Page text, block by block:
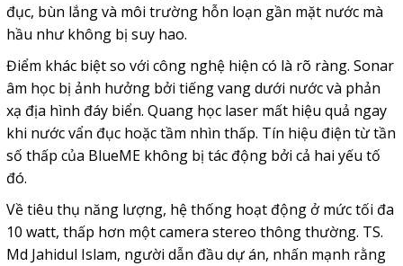
đục, bùn lắng và môi trường hỗn loạn gần mặt nước mà
hầu như không bị suy hao.
Điểm khác biệt so với công nghệ hiện có là rõ ràng. Sonar
âm học bị ảnh hưởng bởi tiếng vang dưới nước và phản
xạ địa hình đáy biển. Quang học lasermất hiệu quả ngay
khi nước vẩn đục hoặc tầm nhìn thấp. Tín hiệu điện từ tần
số thấp của BlueME không bị tác động bởi cả hai yếu tố
đó.
Về tiêu thụ năng lượng, hệ thống hoạt động ở mức tối đa
10 watt, thấp hơn một camera stereo thông thường. TS.
Md Jahidul Islam, người dẫn đầu dự án, nhấn mạnh rằng